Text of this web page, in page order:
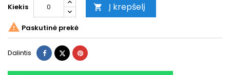
Kiekis  Į krepšelį
 Paskutinė prekė
Dalintis DalintisTwitterPinterest